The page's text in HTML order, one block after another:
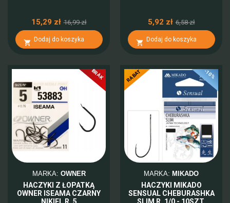
15,29 zł 16,99 zł
 Dodaj do koszyka
5,92 zł 6,58 zł
 Dodaj do koszyka
BRAK
MARKA: OWNER
HACZYKI Z ŁOPATKĄ
OWNER ISEAMA CZARNY
-10%
RABAT
MARKA: MIKADO
HACZYKI MIKADO
SENSUAL CHEBURASHKA